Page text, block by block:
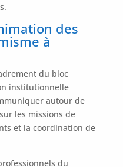
des
à
du bloc
institutionnelle
autour de
les missions de
et la coordination de
du